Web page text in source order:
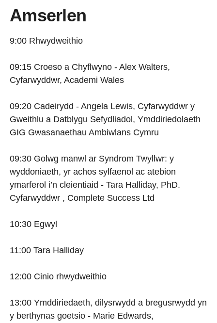
Amserlen
9:00 Rhwydweithio
09:15 Croeso a Chyflwyno - Alex Walters,
Cyfarwyddwr, Academi Wales
09:20 Cadeirydd - Angela Lewis, Cyfarwyddwr y
Gweithlu a Datblygu Sefydliadol, Ymddiriedolaeth
GIG Gwasanaethau Ambiwlans Cymru
09:30 Golwg manwl ar Syndrom Twyllwr: y
wyddoniaeth, yr achos sylfaenol ac atebion
ymarferol i’n cleientiaid - Tara Halliday, PhD.
Cyfarwyddwr , Complete Success Ltd
10:30 Egwyl
11:00 Tara Halliday
12:00 Cinio rhwydweithio
13:00 Ymddiriedaeth, dilysrwydd a bregusrwydd yn
y berthynas goetsio - Marie Edwards,